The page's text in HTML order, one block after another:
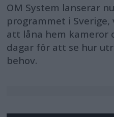
OM System lanserar
programmet i
att låna hem kameror
dagar för att se hur
behov.